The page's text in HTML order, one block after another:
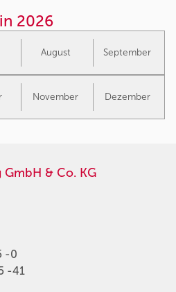
2026
August September
November Dezember
& Co. KG
-0
-41